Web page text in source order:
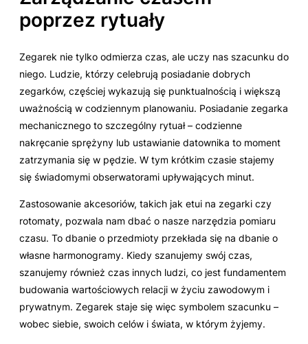
poprzez rytuały
Zegarek nie tylko odmierza czas, ale uczy nas szacunku do
niego. Ludzie, którzy celebrują posiadanie dobrych
zegarków, częściej wykazują się punktualnością i większą
uważnością w codziennym planowaniu. Posiadanie zegarka
mechanicznego to szczególny rytuał – codzienne
nakręcanie sprężyny lub ustawianie datownika to moment
zatrzymania się w pędzie. W tym krótkim czasie stajemy
się świadomymi obserwatorami upływających minut.
Zastosowanie akcesoriów, takich jak etui na zegarki czy
rotomaty, pozwala nam dbać o nasze narzędzia pomiaru
czasu. To dbanie o przedmioty przekłada się na dbanie o
własne harmonogramy. Kiedy szanujemy swój czas,
szanujemy również czas innych ludzi, co jest fundamentem
budowania wartościowych relacji w życiu zawodowym i
prywatnym. Zegarek staje się więc symbolem szacunku –
wobec siebie, swoich celów i świata, w którym żyjemy.